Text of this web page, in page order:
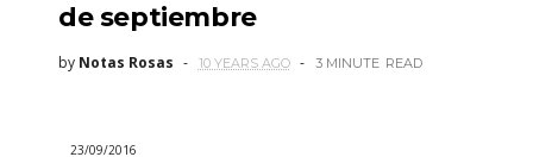
de septiembre
by Notas Rosas 10 YEARS AGO 3 MINUTE READ
23/09/2016